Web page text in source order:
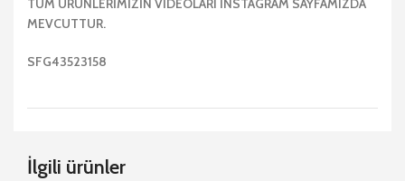
TÜM ÜRÜNLERİMİZİN VİDEOLARI İNSTAGRAM SAYFAMIZDA
MEVCUTTUR.
SFG43523158
İlgili ürünler